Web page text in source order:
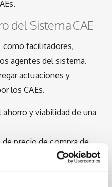
del Sistema CAE
como facilitadores,
agentes del sistema.
actuaciones y
los CAEs.
y viabilidad de una
precio de compra de